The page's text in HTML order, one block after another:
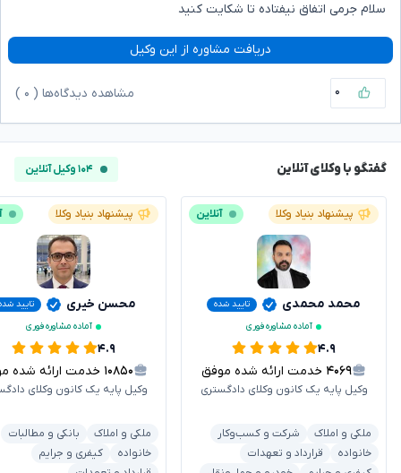
سلام جرمی اتفاق نیفتاده تا شکایت کنید
دریافت مشاوره از این وکیل
۰ مشاهده دیدگاه‌ها ( ۰
گفتگو با وکلای آنلاین ۱۰۴ وکیل آنلاین
پیشنهاد بنیاد وکلا آنلاین
محمد محمدی
تایید شده
آماده مشاوره فوری
۴.۹
۴۰۶۹ خدمت ارائه شده موفق
وکیل پایه یک کانون وکلای دادگستری
ملکی و املاک
شرکت و کسب‌وکار
خانواده
قرارداد و تعهدات
پیشنهاد بنیاد وکلا
محسن خیری
تایید
آماده مشاوره فوری
۴.۹
۱۰۸۵۰ خدمت ارائه شده موفق
وکیل پایه یک کانون وکلای
ملکی و املاک
بانکی و مطالبات
خانواده
کیفری و جرایم